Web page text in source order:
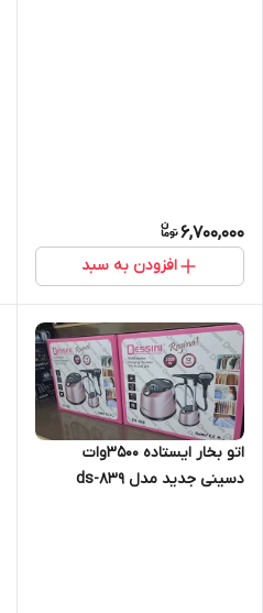
6,700,000
افزودن به سبد
اتو بخار ایستاده ۳۵۰۰وات
دسینی جدید مدل ds-839